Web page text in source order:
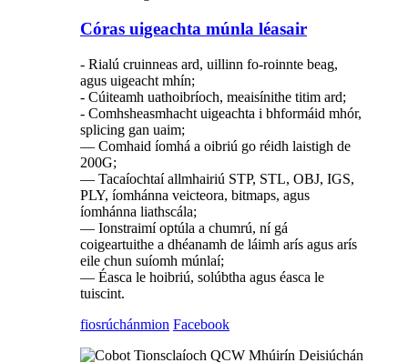
Córas uigeachta múnla léasair
- Rialú cruinneas ard, uillinn fo-roinnte beag,
agus uigeacht mhín;
- Cúiteamh uathoibríoch, meaisínithe titim ard;
- Comhsheasmhacht uigeachta i bhformáid mhór,
splicing gan uaim;
— Comhaid íomhá a oibriú go réidh laistigh de
200G;
— Tacaíochtaí allmhairiú STP, STL, OBJ, IGS,
PLY, íomhánna veicteora, bitmaps, agus
íomhánna liathscála;
— Ionstraimí optúla a chumrú, ní gá
coigeartuithe a dhéanamh de láimh arís agus arís
eile chun suíomh múnlaí;
— Éasca le hoibriú, solúbtha agus éasca le
tuiscint.
fiosrúchánmion Facebook